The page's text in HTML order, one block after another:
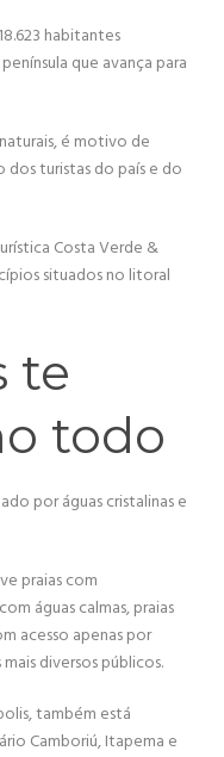
habitantes
que avança para
é motivo de
turistas do país e do
Costa Verde &
situados no litoral
te
todo
por águas cristalinas e
praias com
águas calmas, praias
acesso apenas por
diversos públicos.
também está
Camboriú, Itapema e